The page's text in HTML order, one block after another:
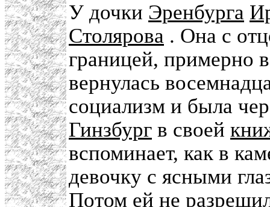
У дочки Эренбурга
Столярова . Она с
границей, примерно
вернулась
социализм и была
Гинзбург в своей
вспоминает, как в
девочку с ясными
Потом ей не